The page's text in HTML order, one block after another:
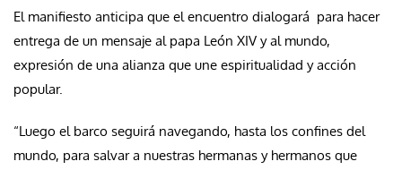
El manifiesto anticipa que el encuentro dialogará para hacer
entrega de un mensaje al papa León XIV y al mundo,
expresión de una alianza que une espiritualidad y acción
popular.
“Luego el barco seguirá navegando, hasta los confines del
mundo, para salvar a nuestras hermanas y hermanos que